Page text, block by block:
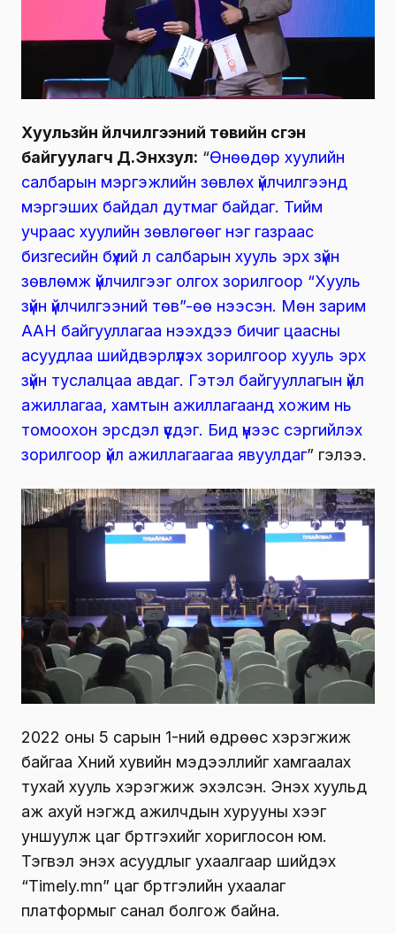
Хуульзүйн үйлчилгээний төвийн үүсгэн
байгуулагч Д.Энхзул: “Өнөөдөр хуулийн
салбарын мэргэжлийн зөвлөх үйлчилгээнд
мэргэших байдал дутмаг байдаг. Тийм
учраас хуулийн зөвлөгөөг нэг газраас
бизгесийн бүхий л салбарын хууль эрх зүйн
зөвлөмж үйлчилгээг олгох зорилгоор “Хууль
зүйн үйлчилгээний төв”-өө нээсэн. Мөн зарим
ААН байгууллагаа нээхдээ бичиг цаасны
асуудлаа шийдвэрлүүлэх зорилгоор хууль эрх
зүйн туслалцаа авдаг. Гэтэл байгууллагын үйл
ажиллагаа, хамтын ажиллагаанд хожим нь
томоохон эрсдэл үүсдэг. Бид үүнээс сэргийлэх
зорилгоор үйл ажиллагаагаа явуулдаг” гэлээ.
2022 оны 5 сарын 1-ний өдрөөс хэрэгжиж
байгаа Хүний хувийн мэдээллийг хамгаалах
тухай хууль хэрэгжиж эхэлсэн. Энэхүү хуульд
аж ахуй нэгжүүд ажилчдын хурууны хээг
уншуулж цаг бүртгэхийг хориглосон юм.
Тэгвэл энэхүү асуудлыг ухаалгаар шийдэх
“Timely.mn” цаг бүртгэлийн ухаалаг
платформыг санал болгож байна.